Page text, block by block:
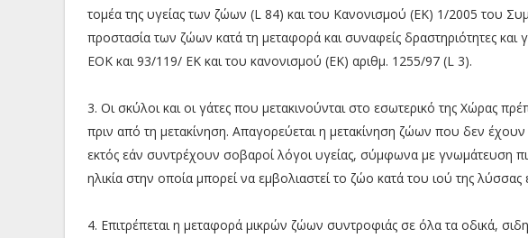
τομέα της υγείας των ζώων (L 84) και του Κανονισμού (ΕΚ) 1/2005 του
προστασία των ζώων κατά τη μεταφορά και συναφείς δραστηριότητες
ΕΟΚ και 93/119/ ΕΚ και του κανονισμού (ΕΚ) αριθμ. 1255/97 (L 3).
3. Οι σκύλοι και οι γάτες που μετακινούνται στο εσωτερικό της Χώρας
πριν από τη μετακίνηση. Απαγορεύεται η μετακίνηση ζώων που δεν έχουν
εκτός εάν συντρέχουν σοβαροί λόγοι υγείας, σύμφωνα με γνωμάτευση
ηλικία στην οποία μπορεί να εμβολιαστεί το ζώο κατά του ιού της
4. Επιτρέπεται η μεταφορά μικρών ζώων συντροφιάς σε όλα τα οδικά,